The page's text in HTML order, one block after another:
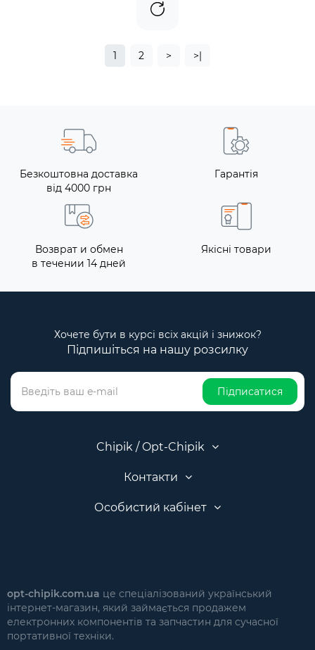
1 2 > >|
Безкоштовна доставка
від 4000 грн
Гарантія
Возврат и обмен
в течении 14 дней
Якісні товари
Хочете бути в курсі всіх акцій і знижок?
Підпишіться на нашу розсилку
Підписатися
Chipik / Opt-Chipik
Контакти
Особистий кабінет
opt-chipik.com.ua це спеціалізований український
інтернет-магазин, який займається продажем
електронних компонентів та запчастин для сучасної
портативної техніки.